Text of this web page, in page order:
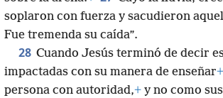
soplaron con fuerza y sacudieron
Fue tremenda su caída”.
28 Cuando Jesús terminó de decir
impactadas con su manera de enseñar+
persona con autoridad,+ y no como